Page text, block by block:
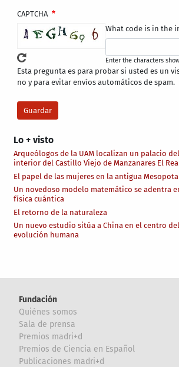
Lo + visto
Arqueólogos de la UAM localizan un palacio
interior del Castillo Viejo de Manzanares El
El papel de las mujeres en la antigua
Un novedoso modelo matemático se adentra
física cuántica
El retorno de la naturaleza
Un nuevo estudio sitúa a China en el centro
evolución humana
CAPTCHA
What code is in the
Enter the characters
Esta pregunta es para probar si usted es un
no y para evitar envíos automáticos de spam.
Fundación
Quiénes somos
Sala de prensa
Premios madri+d
Premios de Ciencia en Español
Publicaciones madri+d